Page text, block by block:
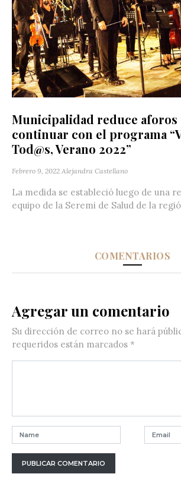
Municipalidad reduce aforos
continuar con el programa
Tod@s, Verano 2022”
Febrero 9, 2022 Alejandra Castellano
La medida se estableció luego de una
equipo de la Seremi de Salud de la
COMENTARIOS
Agregar un comentario
Su dirección de correo no se hará
requeridos están marcados *